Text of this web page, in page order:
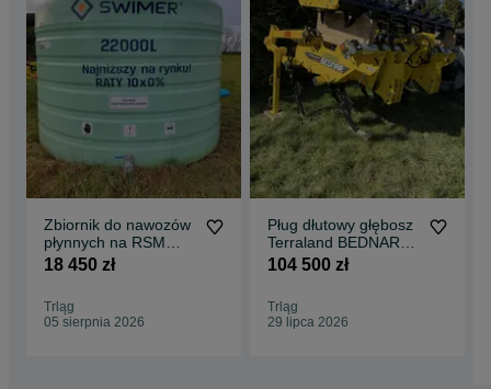
Zbiornik do nawozów
płynnych na RSM
Swimer Trank 22000l
18 450 zł
Trląg
05 sierpnia 2026
Pług dłutowy głębosz
Terraland BEDNAR
TN3000HD7R 2026
104 500 zł
Trląg
29 lipca 2026